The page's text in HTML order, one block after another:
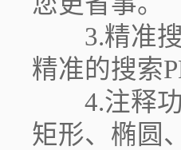
3.精准搜
精准的搜索
4.注释功
矩形、椭圆